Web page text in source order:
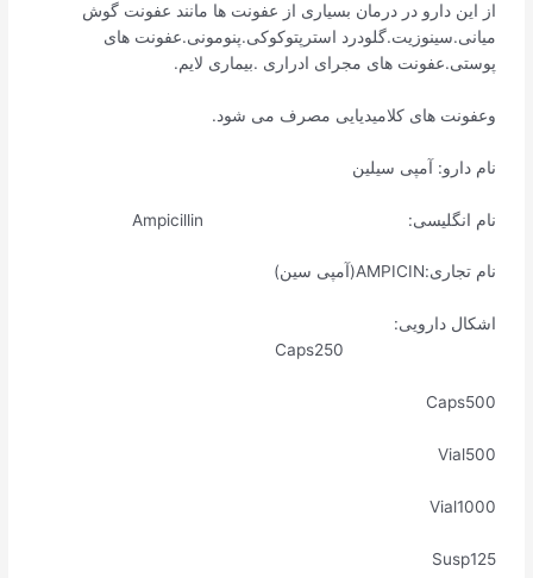
از این دارو در درمان بسیاری از عفونت ها مانند عفونت گوش
میانی.سینوزیت.گلودرد استرپتوکوکی.پنومونی.عفونت های
پوستی.عفونت های مجرای ادراری .بیماری لایم.
وعفونت های کلامیدیایی مصرف می شود.
نام دارو: آمپی سیلین
نام انگلیسی: Ampicillin
نام تجاری:AMPICIN(آمپی سین)
اشکال دارویی:
Caps500
Vial500
Vial1000
Susp125